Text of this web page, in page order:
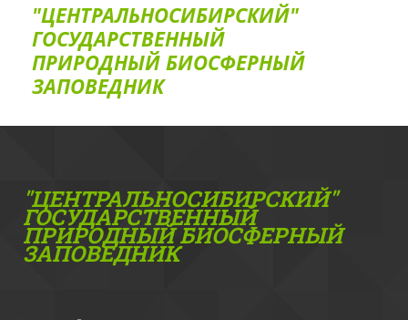
"ЦЕНТРАЛЬНОСИБИРСКИЙ"
ГОС­УДАРСТВЕННЫЙ
ПРИРОДНЫЙ БИОСФЕРНЫЙ
ЗАПОВЕДНИК
"ЦЕНТРАЛЬНОСИБИРСКИЙ"
ГОС­УДАРСТВЕННЫЙ
ПРИРОДНЫЙ БИОСФЕРНЫЙ
ЗАПОВЕДНИК